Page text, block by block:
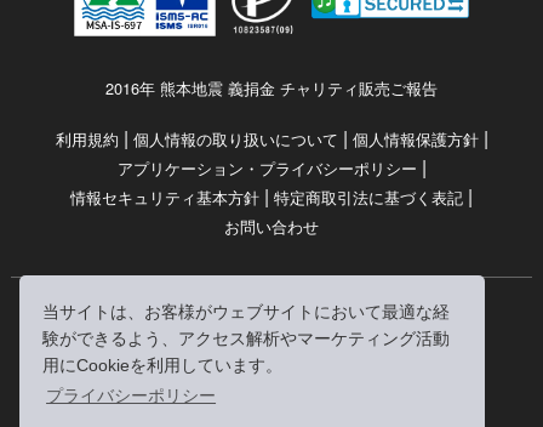
当サイトは、お客様がウェブサイトにおいて最適な経
験ができるよう、アクセス解析やマーケティング活動
用にCookieを利用しています。
プライバシーポリシー
2016年 熊本地震 義捐金 チャリティ販売ご報告
利用規約 | 個人情報の取り扱いについて | 個人情報保護方針|
アプリケーション・プライバシーポリシー |
情報セキュリティ基本方針 | 特定商取引法に基づく表記 |
お問い合わせ
© RRJ Inc.
（kikubon/キクボン/きく本/きくほん/キクホン）は
株式会社RRJの登録商標です。